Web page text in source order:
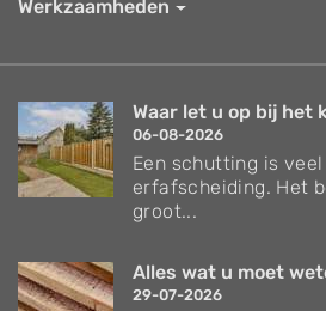
Werkzaamheden
Waar let u op bij het
06-08-2026
Een schutting is
erfafscheiding. Het
groot...
Alles wat u moet
29-07-2026